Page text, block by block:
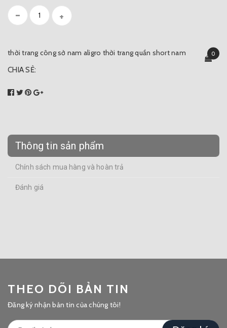
0
- +
thời trang công sở nam aligro thời trang quần short nam
CHIA SẺ:
Thông tin sản phẩm
Chính sách mua hàng và hoàn trả
Đánh giá
THEO DÕI BẢN TIN
Đăng ký nhận bản tin của chúng tôi!